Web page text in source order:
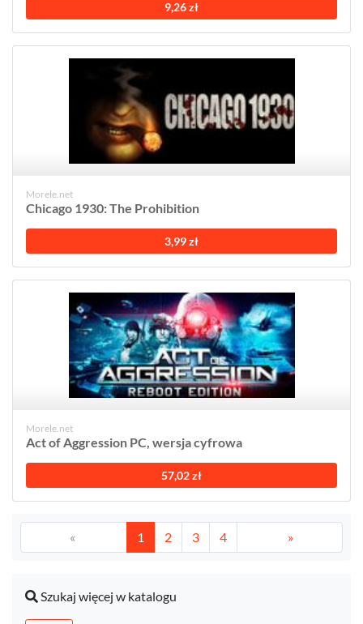
9,26 zł
Morele.net
Chicago 1930: The Prohibition
3,99 zł
Morele.net
Act of Aggression PC, wersja cyfrowa
57,02 zł
« 1 2 3 4 »
Szukaj więcej w katalogu